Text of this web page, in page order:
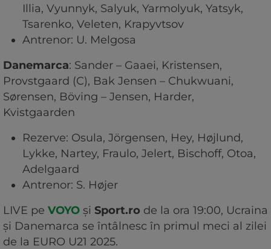
Illia, Vyunnyk, Salyuk, Yarmolyuk, Yatsyk,
Tsarenko, Veleten, Krapyvtsov
Antrenor: U. Melgosa
Danemarca: Sander – Gaaei, Kristensen,
Provstgaard (C), Bak Jensen – Chukwuani,
Sørensen, Böving – Jensen, Harder,
Kvistgaarden
Rezerve: Osula, Jörgensen, Hey, Højlund,
Lykke, Nartey, Fraulo, Jelert, Bischoff, Otoa,
Adelgaard
Antrenor: S. Højer
LIVE pe VOYO și Sport.ro de la ora 19:00, Ucraina
și Danemarca se întâlnesc în primul meci al zilei
de la EURO U21 2025.